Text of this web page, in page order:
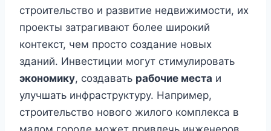
строительство и развитие недвижимости, их
проекты затрагивают более широкий
контекст, чем просто создание новых
зданий. Инвестиции могут стимулировать
экономику, создавать рабочие места и
улучшать инфраструктуру. Например,
строительство нового жилого комплекса в